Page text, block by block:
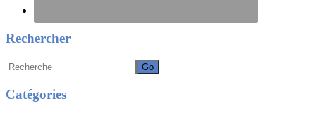
Rechercher
Recherche
Catégories